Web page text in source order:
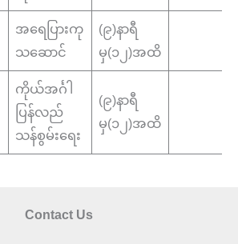
အရေပြားကု
သဆောင်
(၉)နာရီ
မှ(၁၂)အထိ
ကိုယ်အင်္ဂါ
ပြန်လည်
သန်စွမ်းရေး
(၉)နာရီ
မှ(၁၂)အထိ
Contact Us